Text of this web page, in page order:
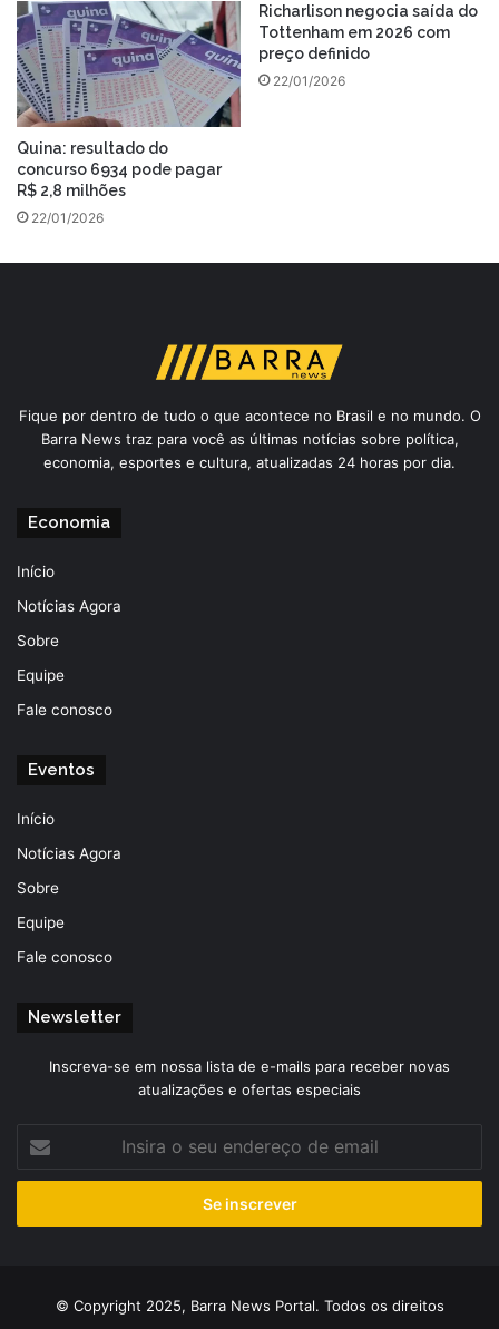
Quina: resultado do
concurso 6934 pode pagar
R$ 2,8 milhões
22/01/2026
Richarlison negocia saída do
Tottenham em 2026 com
preço definido
22/01/2026
Fique por dentro de tudo o que acontece no Brasil e no mundo. O
Barra News traz para você as últimas notícias sobre política,
economia, esportes e cultura, atualizadas 24 horas por dia.
Economia
Início
Notícias Agora
Sobre
Equipe
Fale conosco
Eventos
Início
Notícias Agora
Sobre
Equipe
Fale conosco
Newsletter
Inscreva-se em nossa lista de e-mails para receber novas
atualizações e ofertas especiais
seu
de
© Copyright 2025, Barra News Portal. Todos os direitos